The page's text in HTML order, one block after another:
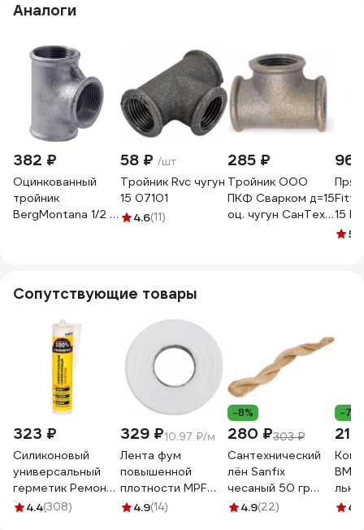
Аналоги
382 ₽
Оцинкованный
тройник
BergMontana 1/2 г/
58 ₽ /шт
Тройник Rvc чугун
15 07101
4.6(11)
285 ₽
Тройник ООО
ПКФ Сварком д=15
оц. чугун СанТех
96
15
5
Сопутствующие товары
323 ₽
Силиконовый
универсальный
герметик Ремонт
на 100%
4.4(308)
329 ₽10.97 ₽/м
Лента фум
повышенной
плотности MPF
professional 0,1х10
4.9(14)
-8%
280 ₽303 ₽
Сантехнический
лён Sanfix
чесаный 50 гр
40727
4.9(22)
-7%
H2O
4.9